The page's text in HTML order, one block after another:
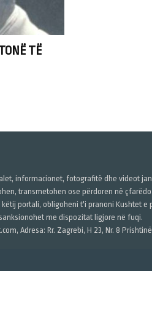
TË
informacionet, fotografitë dhe videot
transmetohen ose përdoren në
portali, obligoheni t'i pranoni Kushtet
me dispozitat ligjore në fuqi.
Adresa: Rr. Zagrebi, H 23, Nr. 8